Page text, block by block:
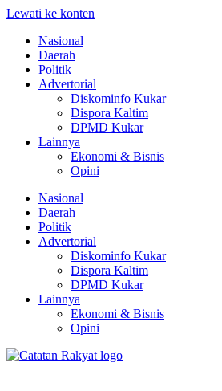
Lewati ke konten
Nasional
Daerah
Politik
Advertorial
Diskominfo Kukar
Dispora Kaltim
DPMD Kukar
Lainnya
Ekonomi & Bisnis
Opini
Nasional
Daerah
Politik
Advertorial
Diskominfo Kukar
Dispora Kaltim
DPMD Kukar
Lainnya
Ekonomi & Bisnis
Opini